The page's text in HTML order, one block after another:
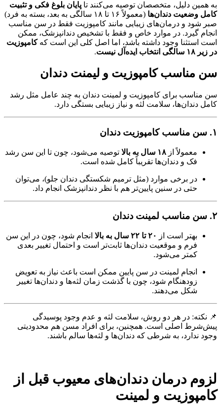
به همین دلیل، متخصصان توصیه می‌کنند تا پایان بلوغ فکی و تثبیت
کامل وضعیت دندان‌ها
(معمولاً ۱۶ تا ۱۸ سالگی به بعد، بسته به فرد)
صبر شود و درمان‌های زیبایی مانند کامپوزیت فقط در سن مناسب
انجام گیرد. در موارد خاص و فقط با تشخیص دندانپزشک، ممکن
است استثنا وجود داشته باشد، اما اصل کلی این است کهکامپوزیت
در زیر ۱۸ سالگی انتخاب ایده‌آل نیست
.
سن مناسب کامپوزیت و لیمنت دندان
سن مناسب برای کامپوزیت و لمینت دندان به چند عامل مثل رشد
کامل دندان‌ها، سلامت لثه و نیاز زیبایی بستگی دارد.
۱. سن مناسب کامپوزیت دندان
معمولاً از ۱۸ سال به بالا
توصیه می‌شود، چون تا این سن رشد
فک و دندان‌ها تقریباً کامل شده است.
در برخی موارد (مثل ترمیم شکستگی دندان جلو)، می‌توان
حتی در سنین پایین‌تر هم با نظر دندانپزشک انجام داد.
۲. سن مناسب لمینت دندان
بهتر است از ۲۰ تا ۲۲ سال به بالا
انجام شود، چون در این سن
فرم و موقعیت دندان‌ها ثابت‌تر است و احتمال تغییر بعدی
کمتر می‌شود.
انجام لمینت در سن پایین ممکن است باعث نیاز به تعویض
زودهنگام شود، چون با گذشت زمان لثه‌ها و دندان‌ها تغییر
شکل می‌دهند.
📌 نکته: در هر دو روش، سلامت لثه و عدم وجود پوسیدگی
پیش‌شرط اصلی است. همچنین، برای افراد مسن هم محدودیتی
وجود ندارد، به شرطی که دندان‌ها و لثه‌ها سالم باشند.
لزوم درمان دندان‌های معیوب قبل از
کامپوزیت و لمینت